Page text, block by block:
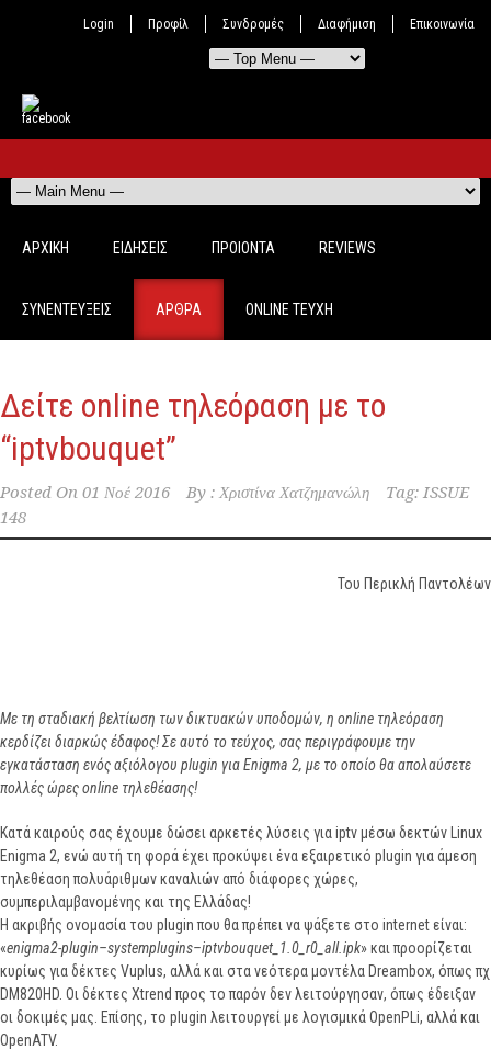
Login Προφίλ Συνδρομές Διαφήμιση Επικοινωνία
ΑΡΧΙΚΗ ΕΙΔΗΣΕΙΣ ΠΡΟΙΟΝΤΑ REVIEWS
ΣΥΝΕΝΤΕΥΞΕΙΣ ΑΡΘΡΑ ONLINE TEYXH
Δείτε online τηλεόραση με το
“iptvbouquet”
Posted On 01 Νοέ 2016 By : Χριστίνα Χατζημανώλη Tag: ISSUE
148
Του Περικλή Παντολέων
Με τη σταδιακή βελτίωση των δικτυακών υποδομών, η online τηλεόραση
κερδίζει διαρκώς έδαφος! Σε αυτό το τεύχος, σας περιγράφουμε την
εγκατάσταση ενός αξιόλογου plugin γιαEnigma 2, με το οποίο θα απολαύσετε
πολλές ώρεςonline τηλεθέασης!
Κατά καιρούς σας έχουμε δώσει αρκετές λύσεις για iptv μέσω δεκτών Linux
Enigma 2, ενώ αυτή τη φορά έχει προκύψει ένα εξαιρετικό plugin για άμεση
τηλεθέαση πολυάριθμων καναλιών από διάφορες χώρες,
συμπεριλαμβανομένης και της Ελλάδας!
Η ακριβής ονομασία του plugin που θα πρέπει να ψάξετε στο internet είναι:
«enigma2-plugin–systemplugins–iptvbouquet _1.0_ r0_ all.ipk» και προορίζεται
κυρίως για δέκτες Vuplus, αλλά και στα νεότερα μοντέλα Dreambox, όπως πχ
DM820HD. Οι δέκτες Xtrend προς το παρόν δεν λειτούργησαν, όπως έδειξαν
οι δοκιμές μας. Επίσης, το plugin λειτουργεί με λογισμικά OpenPLi, αλλά και
OpenATV.